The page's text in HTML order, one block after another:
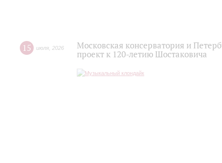
15 июля 2026
Московская консерватория и
проект к 120-летию Шостаковича